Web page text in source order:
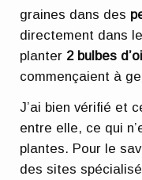
graines dans des
directement dans
planter 2 bulbes
commençaient à
J’ai bien vérifié et
entre elle, ce qui
plantes. Pour le
des sites